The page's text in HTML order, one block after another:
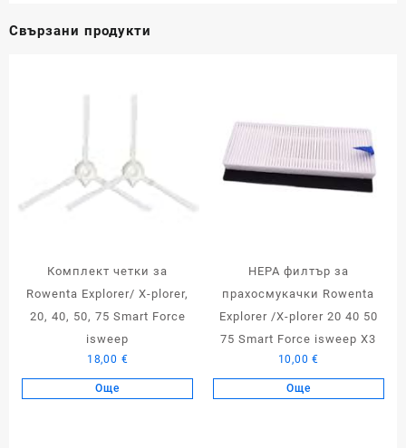
Свързани продукти
Комплект четки за
Rowenta Explorer/ X-plorer,
20, 40, 50, 75 Smart Force
isweep
18,00 €
Още
HEPA филтър за
прахосмукачки Rowenta
Explorer /X-plorer 20 40 50
75 Smart Force isweep X3
10,00€
Още